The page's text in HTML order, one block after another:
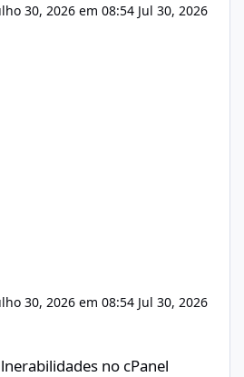
30, 2026 em 08:54 Jul 30, 2026
30, 2026 em 08:54 Jul 30, 2026
no cPanel